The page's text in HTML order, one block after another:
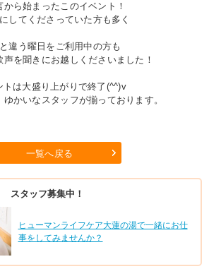
から始まったこのイベント！
してくださっていた方も多く
違う曜日をご利用中の方も
声を聞きにお越しくださいました！
トは大盛り上がりで終了(^^)v
ゆかいなスタッフが揃っております。
一覧へ戻る
スタッフ募集中！
ヒューマンライフケア大蓮の湯で一緒にお仕
事をしてみませんか？